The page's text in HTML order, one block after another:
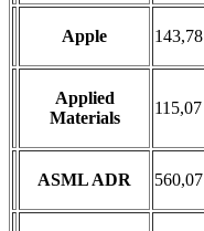
Apple 143,78
Applied
Materials
115,07
ASML ADR 560,07